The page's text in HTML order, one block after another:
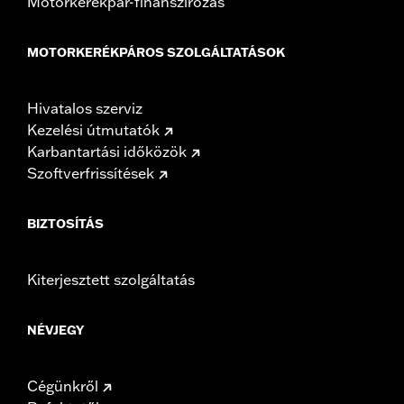
MOTORKERÉKPÁROS SZOLGÁLTATÁSOK
Hivatalos szerviz
Kezelési útmutatók
Karbantartási időközök
Szoftverfrissítések
BIZTOSÍTÁS
Kiterjesztett szolgáltatás
NÉVJEGY
Cégünkről